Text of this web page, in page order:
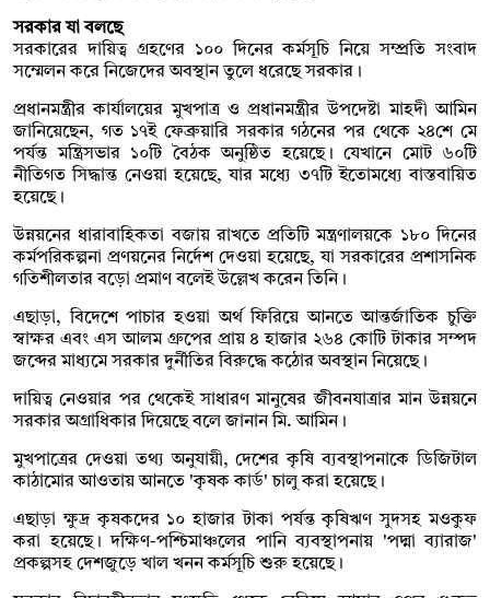
সরকার যা বলছে
সরকারের দায়িত্ব গ্রহণের ১০০ দিনের কর্মসূচি নিয়ে সম্প্রতি সংবাদ
সম্মেলন করে নিজেদের অবস্থান তুলে ধরেছে সরকার।
প্রধানমন্ত্রীর কার্যালয়ের মুখপাত্র ও প্রধানমন্ত্রীর উপদেষ্টা মাহদী আমিন
জানিয়েছেন, গত ১৭ই ফেব্রুয়ারি সরকার গঠনের পর থেকে ২৪শে মে
পর্যন্ত মন্ত্রিসভার ১০টি বৈঠক অনুষ্ঠিত হয়েছে। যেখানে মোট ৬০টি
নীতিগত সিদ্ধান্ত নেওয়া হয়েছে, যার মধ্যে ৩৭টি ইতোমধ্যে বাস্তবায়িত
হয়েছে।
উন্নয়নের ধারাবাহিকতা বজায় রাখতে প্রতিটি মন্ত্রণালয়কে ১৮০ দিনের
কর্মপরিকল্পনা প্রণয়নের নির্দেশ দেওয়া হয়েছে, যা সরকারের প্রশাসনিক
গতিশীলতার বড়ো প্রমাণ বলেই উল্লেখ করেন তিনি।
এছাড়া, বিদেশে পাচার হওয়া অর্থ ফিরিয়ে আনতে আন্তর্জাতিক চুক্তি
স্বাক্ষর এবং এস আলম গ্রুপের প্রায় ৪ হাজার ২৬৪ কোটি টাকার সম্পদ
জব্দের মাধ্যমে সরকার দুর্নীতির বিরুদ্ধে কঠোর অবস্থান নিয়েছে।
দায়িত্ব নেওয়ার পর থেকেই সাধারণ মানুষের জীবনযাত্রার মান উন্নয়নে
সরকার অগ্রাধিকার দিয়েছে বলে জানান মি. আমিন।
মুখপাত্রের দেওয়া তথ্য অনুযায়ী, দেশের কৃষি ব্যবস্থাপনাকে ডিজিটাল
কাঠামোর আওতায় আনতে 'কৃষক কার্ড' চালু করা হয়েছে।
এছাড়া ক্ষুদ্র কৃষকদের ১০ হাজার টাকা পর্যন্ত কৃষিঋণ সুদসহ মওকুফ
করা হয়েছে। দক্ষিণ-পশ্চিমাঞ্চলের পানি ব্যবস্থাপনায় 'পদ্মা ব্যারাজ'
প্রকল্পসহ দেশজুড়ে খাল খনন কর্মসূচি শুরু হয়েছে।